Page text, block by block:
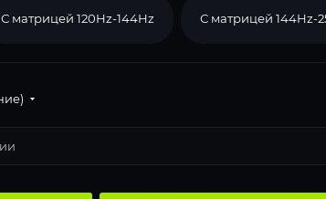
С матрицей 120Hz-144Hz С матрицей 144Hz-